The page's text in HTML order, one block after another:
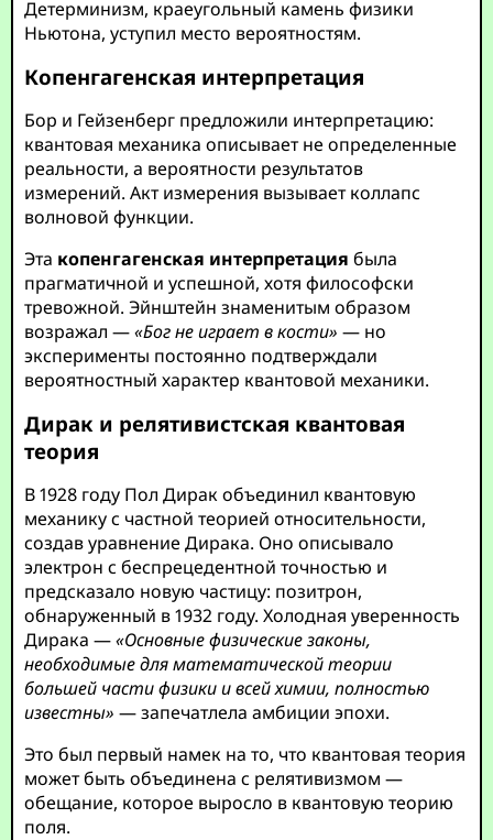
Детерминизм, краеугольный камень физики
Ньютона, уступил место вероятностям.
Копенгагенская интерпретация
Бор и Гейзенберг предложили интерпретацию:
квантовая механика описывает не определенные
реальности, а вероятности результатов
измерений. Акт измерения вызывает коллапс
волновой функции.
Эта копенгагенская интерпретация была
прагматичной и успешной, хотя философски
тревожной. Эйнштейн знаменитым образом
возражал —«Бог не играет в кости» — но
эксперименты постоянно подтверждали
вероятностный характер квантовой механики.
Дирак и релятивистская квантовая
теория
В 1928 году Пол Дирак объединил квантовую
механику с частной теорией относительности,
создав уравнение Дирака. Оно описывало
электрон с беспрецедентной точностью и
предсказало новую частицу: позитрон,
обнаруженный в 1932 году. Холодная уверенность
Дирака —«Основные физические законы,
необходимые для математической теории
большей части физики и всей химии, полностью
известны» — запечатлела амбиции эпохи.
Это был первый намек на то, что квантовая теория
может быть объединена с релятивизмом —
обещание, которое выросло в квантовую теорию
поля.